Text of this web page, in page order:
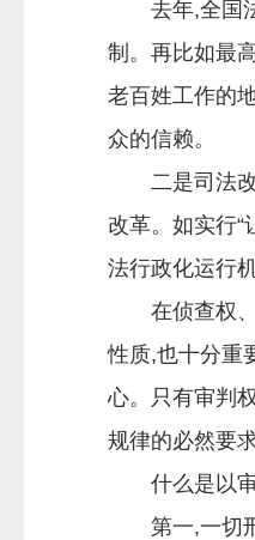
去年,全国法
制。再比如最
老百姓工作的
众的信赖。
二是司法改
改革。如实行
法行政化运行
在侦查权、
性质,也十分重
心。只有审判
规律的必然要求
什么是以审
第一,一切刑